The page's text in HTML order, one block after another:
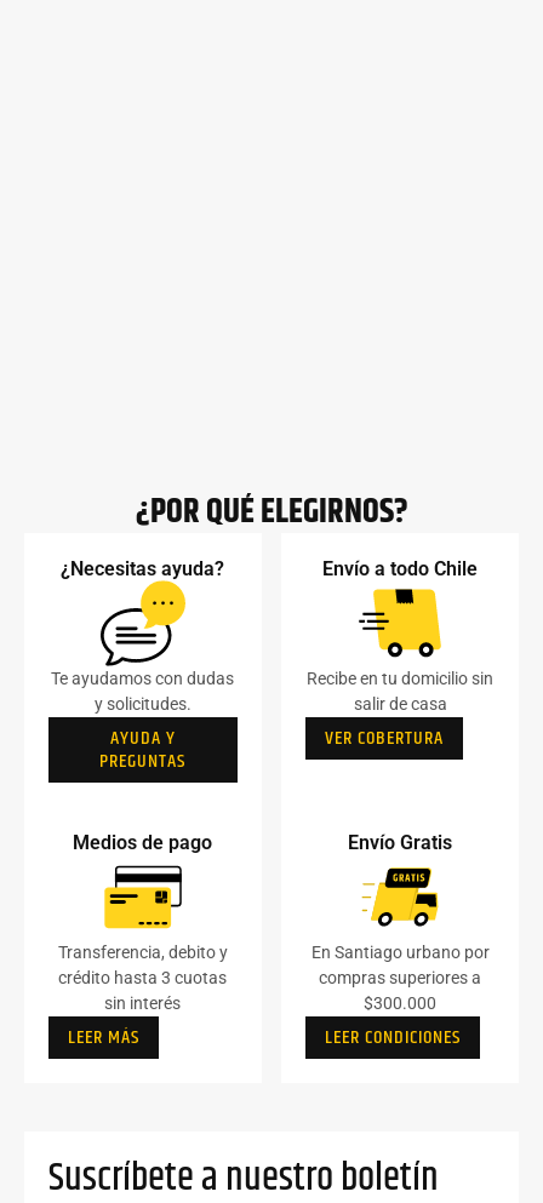
¿POR QUÉ ELEGIRNOS?
¿Necesitas ayuda?
Te ayudamos con dudas
y solicitudes.
AYUDA Y
PREGUNTAS
Envío a todo Chile
Recibe en tu domicilio sin
salir de casa
VER COBERTURA
Medios de pago
Transferencia, debito y
crédito hasta 3 cuotas
sin interés
LEER MÁS
Envío Gratis
En Santiago urbano por
compras superiores a
$300.000
LEER CONDICIONES
Suscríbete a nuestro boletín​